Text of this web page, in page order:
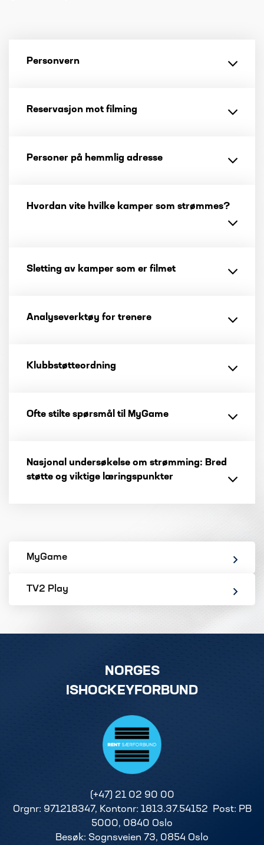
Personvern
Reservasjon mot filming
Personer på hemmlig adresse
Hvordan vite hvilke kamper som strømmes?
Sletting av kamper som er filmet
Analyseverktøy for trenere
Klubbstøtteordning
Ofte stilte spørsmål til MyGame
Nasjonal undersøkelse om strømming: Bred
støtte og viktige læringspunkter
MyGame
TV2 Play
NORGES
ISHOCKEYFORBUND
(+47) 21 02 90 00
Orgnr: 971218347, Kontonr: 1813.37.54152 Post: PB
5000, 0840 Oslo
Besøk: Sognsveien 73, 0854 Oslo